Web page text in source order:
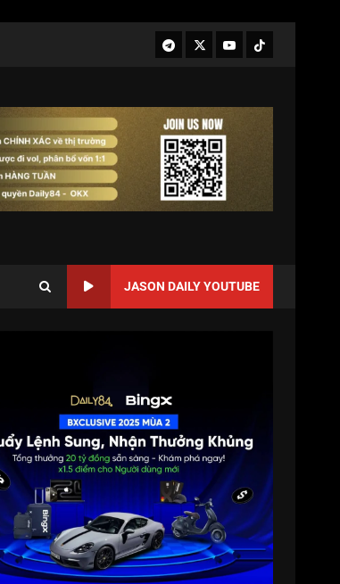
JASON DAILY YOUTUBE